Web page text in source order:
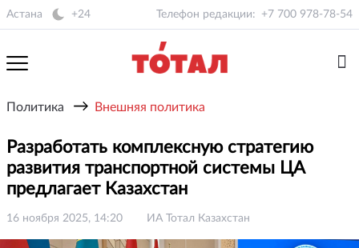
Астана +24 Телефон редакции: +7 700 978-78-54
Политика → Внешняя политика
Разработать комплексную стратегию
развития транспортной системы ЦА
предлагает Казахстан
16 ноября 2025, 14:20 ИА Тотал Казахстан